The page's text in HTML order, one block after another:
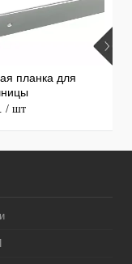
планка для
/ шт